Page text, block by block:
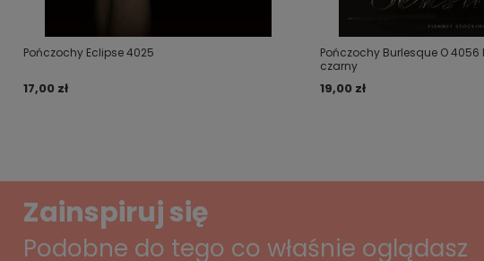
Pończochy Eclipse 4025
17,00 zł
Pończochy Burlesque O 4056
czarny
19,00 zł
Zainspiruj się
Podobne do tego co właśnie oglądasz